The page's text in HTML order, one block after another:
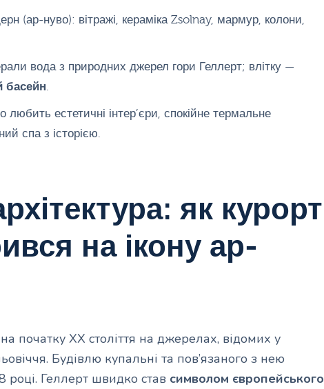
(ар-нуво): вітражі, кераміка Zsolnay, мармур, колони,
вода з природних джерел гори Геллерт; влітку —
басейн.
любить естетичні інтер’єри, спокійне термальне
спа з історією.
як курорт
на ікону ар-
початку XX століття на джерелах, відомих у
Будівлю купальні та пов’язаного з нею
році. Геллерт швидко став символом європейського